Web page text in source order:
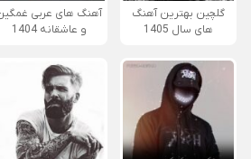
گلچین بهترین آهنگ
های سال 1405
آهنگ های عربی
و عاشقانه 1404